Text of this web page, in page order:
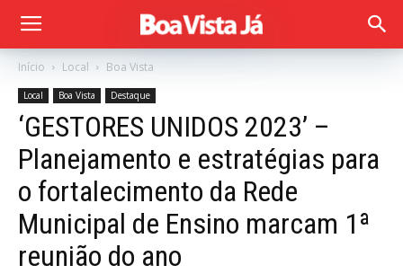
Início Local Boa Vista
Local Boa Vista Destaque
‘GESTORES UNIDOS 2023’ –
Planejamento e estratégias para
o fortalecimento da Rede
Municipal de Ensino marcam 1ª
reunião do ano